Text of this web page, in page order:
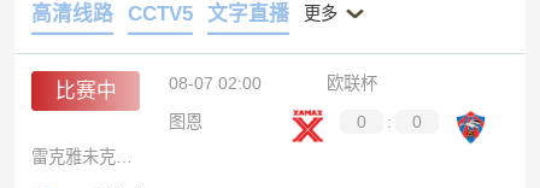
高清线路
CCTV5 文字直播 更多
比赛中 08-07 02:00
欧联杯
图恩
0 :
0